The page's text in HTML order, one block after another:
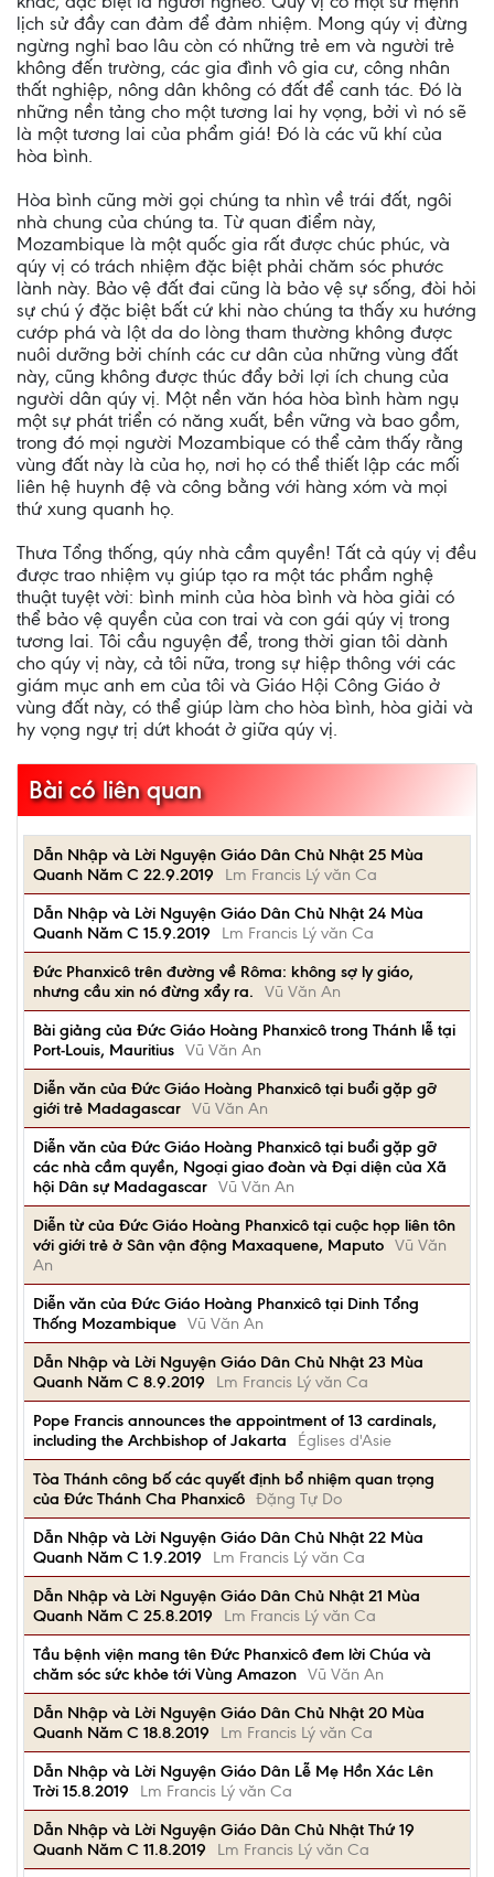
lịch sử đầy can đảm để đảm nhiệm. Mong qúy vị đừng
ngừng nghỉ bao lâu còn có những trẻ em và người trẻ
không đến trường, các gia đình vô gia cư, công nhân
thất nghiệp, nông dân không có đất để canh tác. Đó là
những nền tảng cho một tương lai hy vọng, bởi vì nó sẽ
là một tương lai của phẩm giá! Đó là các vũ khí của
hòa bình.
Hòa bình cũng mời gọi chúng ta nhìn về trái đất, ngôi
nhà chung của chúng ta. Từ quan điểm này,
Mozambique là một quốc gia rất được chúc phúc, và
qúy vị có trách nhiệm đặc biệt phải chăm sóc phước
lành này. Bảo vệ đất đai cũng là bảo vệ sự sống, đòi hỏi
sự chú ý đặc biệt bất cứ khi nào chúng ta thấy xu hướng
cướp phá và lột da do lòng tham thường không được
nuôi dưỡng bởi chính các cư dân của những vùng đất
này, cũng không được thúc đẩy bởi lợi ích chung của
người dân qúy vị. Một nền văn hóa hòa bình hàm ngụ
một sự phát triển có năng xuất, bền vững và bao gồm,
trong đó mọi người Mozambique có thể cảm thấy rằng
vùng đất này là của họ, nơi họ có thể thiết lập các mối
liên hệ huynh đệ và công bằng với hàng xóm và mọi
thứ xung quanh họ.
Thưa Tổng thống, qúy nhà cầm quyền! Tất cả qúy vị đều
được trao nhiệm vụ giúp tạo ra một tác phẩm nghệ
thuật tuyệt vời: bình minh của hòa bình và hòa giải có
thể bảo vệ quyền của con trai và con gái qúy vị trong
tương lai. Tôi cầu nguyện để, trong thời gian tôi dành
cho qúy vị này, cả tôi nữa, trong sự hiệp thông với các
giám mục anh em của tôi và Giáo Hội Công Giáo ở
vùng đất này, có thể giúp làm cho hòa bình, hòa giải và
hy vọng ngự trị dứt khoát ở giữa qúy vị.
Bài có liên quan
Dẫn Nhập và Lời Nguyện Giáo Dân Chủ Nhật 25 Mùa
Quanh Năm C 22.9.2019
Lm Francis Lý văn Ca
Dẫn Nhập và Lời Nguyện Giáo Dân Chủ Nhật 24 Mùa
Quanh Năm C 15.9.2019
Lm Francis Lý văn Ca
Đức Phanxicô trên đường về Rôma: không sợ ly giáo,
nhưng cầu xin nó đừng xẩy ra.
Vũ Văn An
Bài giảng của Đức Giáo Hoàng Phanxicô trong Thánh lễ tại
Port-Louis, Mauritius Vũ Văn An
Diễn văn của Đức Giáo Hoàng Phanxicô tại buổi gặp gỡ
giới trẻ Madagascar Vũ Văn An
Diễn văn của Đức Giáo Hoàng Phanxicô tại buổi gặp gỡ
các nhà cầm quyền, Ngoại giao đoàn và Đại diện của Xã
hội Dân sự Madagascar Vũ Văn An
Diễn từ của Đức Giáo Hoàng Phanxicô tại cuộc họp liên tôn
với giới trẻ ở Sân vận động Maxaquene, Maputo Vũ Văn
An
Diễn văn của Đức Giáo Hoàng Phanxicô tại Dinh Tổng
Thống Mozambique Vũ Văn An
Dẫn Nhập và Lời Nguyện Giáo Dân Chủ Nhật 23 Mùa
Quanh Năm C 8.9.2019
Lm Francis Lý văn Ca
Pope Francis announces the appointment of 13 cardinals,
including the Archbishop of Jakarta
Églises d'Asie
Tòa Thánh công bố các quyết định bổ nhiệm quan trọng
của Đức Thánh Cha Phanxicô Đặng Tự Do
Dẫn Nhập và Lời Nguyện Giáo Dân Chủ Nhật 22 Mùa
Quanh Năm C 1.9.2019
Lm Francis Lý văn Ca
Dẫn Nhập và Lời Nguyện Giáo Dân Chủ Nhật 21 Mùa
Quanh Năm C 25.8.2019
Lm Francis Lý văn Ca
Tầu bệnh viện mang tên Đức Phanxicô đem lời Chúa và
chăm sóc sức khỏe tới Vùng Amazon Vũ Văn An
Dẫn Nhập và Lời Nguyện Giáo Dân Chủ Nhật 20 Mùa
Quanh Năm C 18.8.2019
Lm Francis Lý văn Ca
Dẫn Nhập và Lời Nguyện Giáo Dân Lễ Mẹ Hồn Xác Lên
Trời 15.8.2019
Lm Francis Lý văn Ca
Dẫn Nhập và Lời Nguyện Giáo Dân Chủ Nhật Thứ 19
Quanh Năm C 11.8.2019
Lm Francis Lý văn Ca